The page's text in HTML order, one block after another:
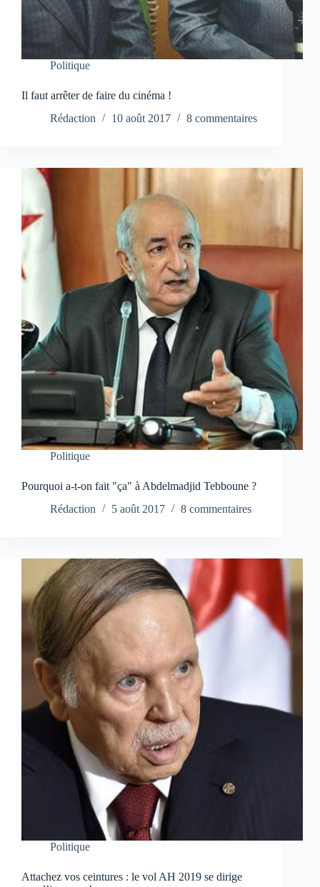
Politique
Il faut arrêter de faire du cinéma !
Rédaction
10 août 2017 8 commentaires
Politique
Pourquoi a-t-on fait "ça" à Abdelmadjid Tebboune ?
Rédaction
5 août 2017 8 commentaires
Politique
Attachez vos ceintures : le vol AH 2019 se dirige